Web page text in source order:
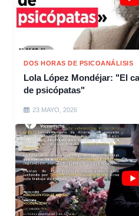
DOS HORAS DE PSICOANÁLISIS
Lola López Mondéjar: "El
de psicópatas"
23 MAYO, 2026